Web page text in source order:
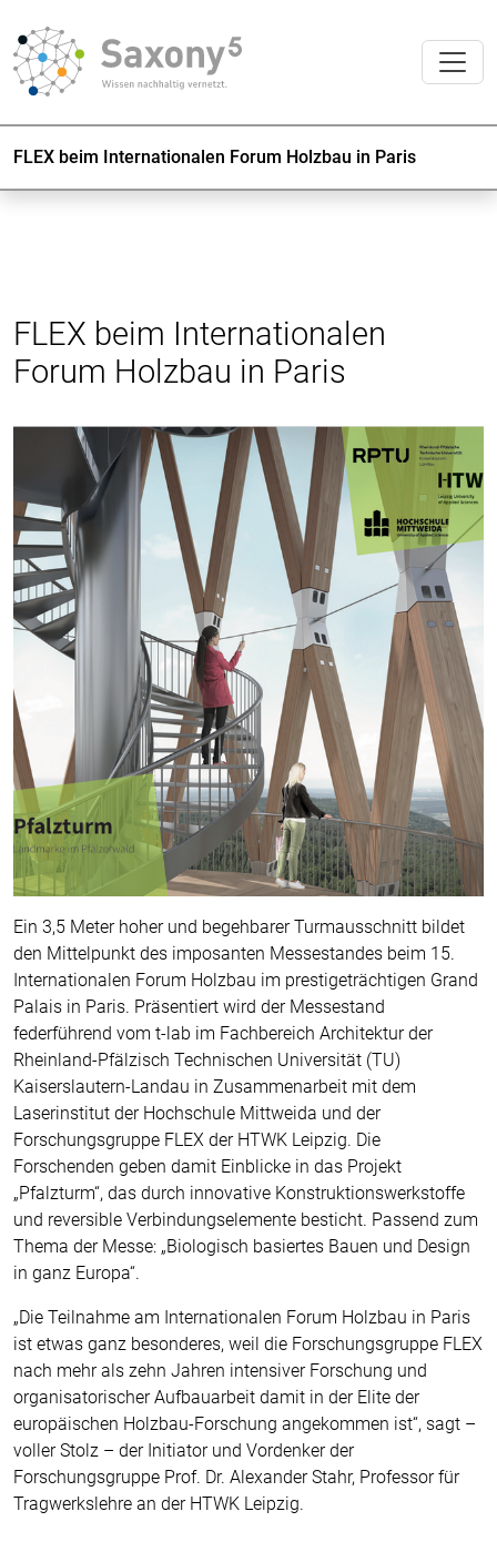
FLEX beim Internationalen Forum Holzbau in Paris
FLEX beim Internationalen
Forum Holzbau in Paris
Ein 3,5 Meter hoher und begehbarer Turmausschnitt bildet
den Mittelpunkt des imposanten Messestandes beim 15.
Internationalen Forum Holzbau im prestigeträchtigen Grand
Palais in Paris. Präsentiert wird der Messestand
federführend vom t-lab im Fachbereich Architektur der
Rheinland-Pfälzisch Technischen Universität (TU)
Kaiserslautern-Landau in Zusammenarbeit mit dem
Laserinstitut der Hochschule Mittweida und der
Forschungsgruppe FLEX der HTWK Leipzig. Die
Forschenden geben damit Einblicke in das Projekt
„Pfalzturm“, das durch innovative Konstruktionswerkstoffe
und reversible Verbindungselemente besticht. Passend zum
Thema der Messe: „Biologisch basiertes Bauen und Design
in ganz Europa“.
„Die Teilnahme am Internationalen Forum Holzbau in Paris
ist etwas ganz besonderes, weil die Forschungsgruppe FLEX
nach mehr als zehn Jahren intensiver Forschung und
organisatorischer Aufbauarbeit damit in der Elite der
europäischen Holzbau-Forschung angekommen ist“, sagt –
voller Stolz – der Initiator und Vordenker der
Forschungsgruppe Prof. Dr. Alexander Stahr, Professor für
Tragwerkslehre an der HTWK Leipzig.